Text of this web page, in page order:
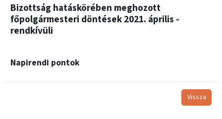
Bizottság hatáskörében meghozott
főpolgármesteri döntések 2021. április -
rendkívüli
Napirendi pontok
Vissza